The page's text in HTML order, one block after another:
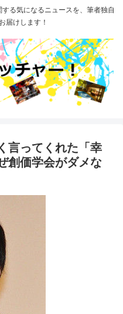
る気になるニュースを、筆者独自
届けします！
言ってくれた「幸
創価学会がダメな